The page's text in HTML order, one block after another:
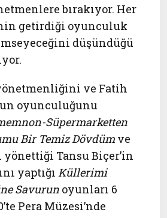
bırakıyor. Her
getirdiği oyunculuk
düşündüğü
ve Fatih
oyunculuğunu
Süpermarketten
Bir Temiz Dövdüm ve
yönettiği Tansu Biçer’in
yaptığıKüllerimi
Savurun oyunları 6
Pera Müzesi’nde